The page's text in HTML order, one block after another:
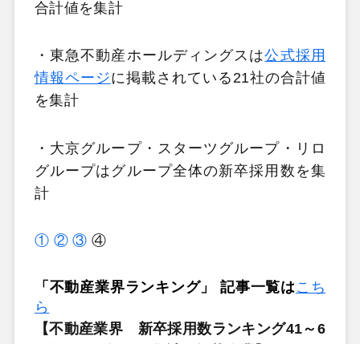
合計値を集計
・東急不動産ホールディングスは公式採用
情報ページに掲載されている21社の合計値
を集計
・大京グループ・スターツグループ・リロ
グループはグループ全体の新卒採用数を集
計
① ② ③ ④
「不動産業界ランキング」 記事一覧は こち
ら
【不動産業界 新卒採用数ランキング41～6